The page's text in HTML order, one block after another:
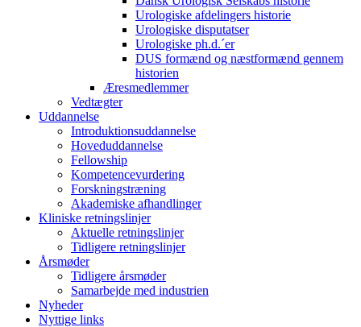
Urologiske afdelingers historie
Urologiske disputatser
Urologiske ph.d.´er
DUS formænd og næstformænd gennem
historien
Æresmedlemmer
Vedtægter
Uddannelse
Introduktionsuddannelse
Hoveduddannelse
Fellowship
Kompetencevurdering
Forskningstræning
Akademiske afhandlinger
Kliniske retningslinjer
Aktuelle retningslinjer
Tidligere retningslinjer
Årsmøder
Tidligere årsmøder
Samarbejde med industrien
Nyheder
Nyttige links